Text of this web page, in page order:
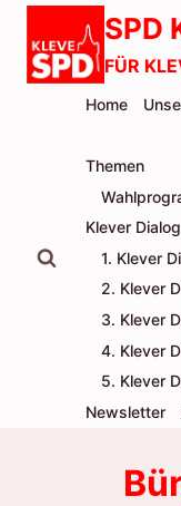
Inhalt
springen
SPD
FÜR
Home
Themen
Klever Dialog
1. Klever
2. Klever
3. Klever
4. Klever
5. Klever
Newsletter